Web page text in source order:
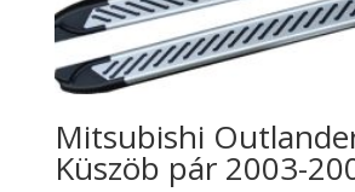
Mitsubishi
Küszöb pár 2003-